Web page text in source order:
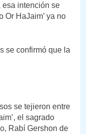
esa intención se
Or HaJaim’ ya no
se confirmó que la
se tejieron entre
el sagrado
Rabí Gershon de